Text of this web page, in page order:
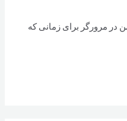
در مرورگر برای زمانی که